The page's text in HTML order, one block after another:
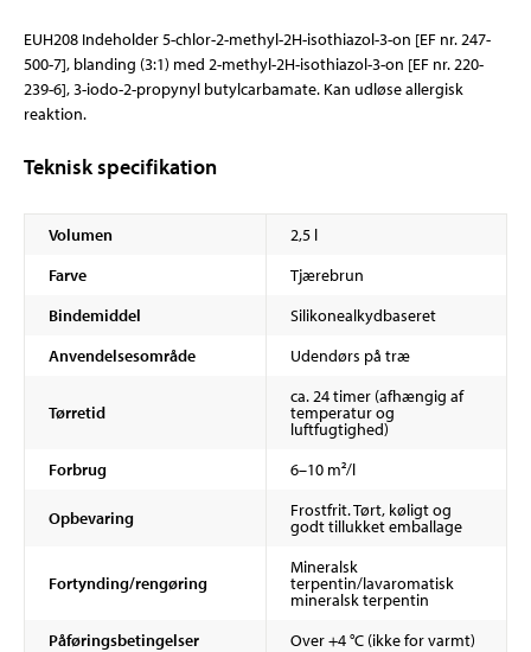
EUH208 Indeholder 5-chlor-2-methyl-2H-isothiazol-3-on [EF nr. 247-
500-7], blanding (3:1) med 2-methyl-2H-isothiazol-3-on [EF nr. 220-
239-6], 3-iodo-2-propynyl butylcarbamate. Kan udløse allergisk
reaktion.
Teknisk specifikation
Volumen
2,5 l
Farve
Tjærebrun
Bindemiddel
Silikonealkydbaseret
Anvendelsesområde
Udendørs på træ
Tørretid
ca. 24 timer (afhængig af
temperatur og
luftfugtighed)
Forbrug
6–10 m²/l
Opbevaring Frostfrit. Tørt, køligt og
godt tillukket emballage
Fortynding/rengøring
Mineralsk
terpentin/lavaromatisk
mineralsk terpentin
Påføringsbetingelser
Over +4 °C (ikke for varmt)